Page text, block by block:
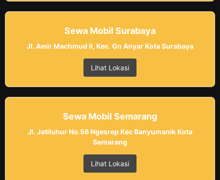
Sewa Mobil Surabaya
Jl. Amir Machmud II, Kec. Gn Anyar Kota Surabaya
Lihat Lokasi
Sewa Mobil Semarang
Jl. Jatiluhur No.56 Ngesrep Kec Banyumanik Kota
Semarang
Lihat Lokasi